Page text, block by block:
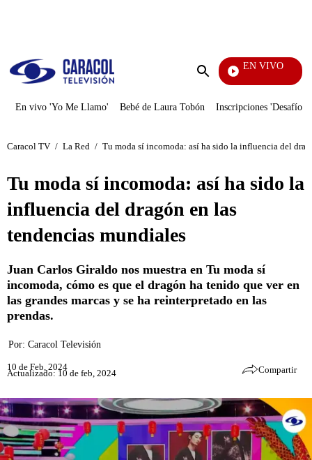
Enviar
EN VIVO
Noticias Caracol
En vivo 'Yo Me Llamo' Bebé de Laura Tobón Inscripciones 'Desafío'
Caracol TV / La Red / Tu moda sí incomoda: así ha sido la influencia del
Tu moda sí incomoda: así ha sido la
influencia del dragón en las
tendencias mundiales
Juan Carlos Giraldo nos muestra en Tu moda sí
incomoda, cómo es que el dragón ha tenido que ver en
las grandes marcas y se ha reinterpretado en las
prendas.
Por: Caracol Televisión
10 de Feb, 2024
Actualizado: 10 de feb, 2024 Compartir